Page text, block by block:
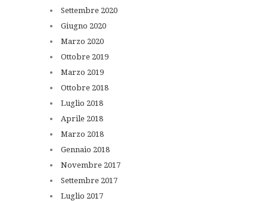
Settembre 2020
Giugno 2020
Marzo 2020
Ottobre 2019
Marzo 2019
Ottobre 2018
Luglio 2018
Aprile 2018
Marzo 2018
Gennaio 2018
Novembre 2017
Settembre 2017
Luglio 2017